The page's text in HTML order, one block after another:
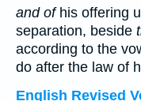
and ofhis offering
separation, beside
according to the
do after the law of
English Revised